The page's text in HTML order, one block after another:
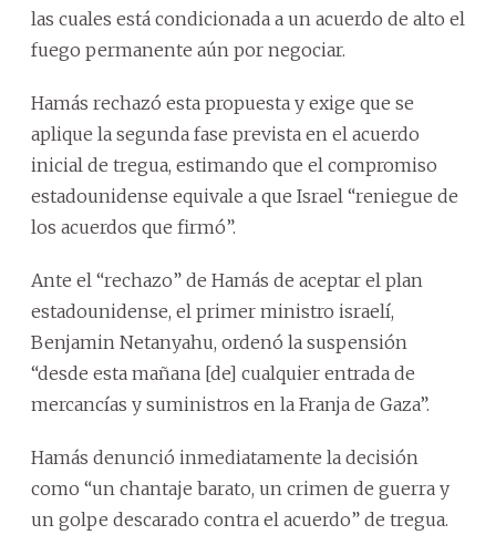
las cuales está condicionada a un acuerdo de alto el
fuego permanente aún por negociar.
Hamás rechazó esta propuesta y exige que se
aplique la segunda fase prevista en el acuerdo
inicial de tregua, estimando que el compromiso
estadounidense equivale a que Israel “reniegue de
los acuerdos que firmó”.
Ante el “rechazo” de Hamás de aceptar el plan
estadounidense, el primer ministro israelí,
Benjamin Netanyahu, ordenó la suspensión
“desde esta mañana [de] cualquier entrada de
mercancías y suministros en la Franja de Gaza”.
Hamás denunció inmediatamente la decisión
como “un chantaje barato, un crimen de guerra y
un golpe descarado contra el acuerdo” de tregua.